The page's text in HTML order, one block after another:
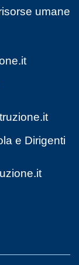
umane
e Dirigenti